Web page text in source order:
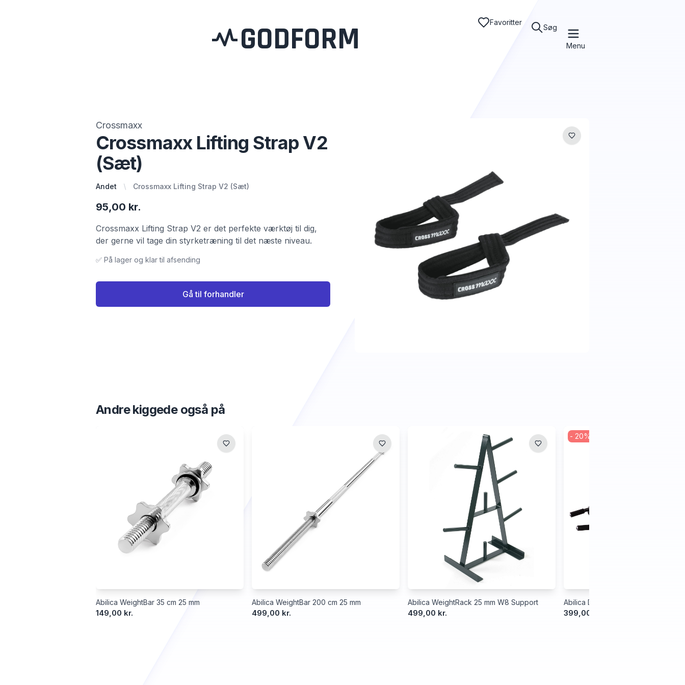
GODFORM Favoritter
Søg
Menu
Crossmaxx
Crossmaxx Lifting Strap V2
(Sæt)
Andet Crossmaxx Lifting Strap V2 (Sæt)
95,00 kr.
Crossmaxx Lifting Strap V2 er det perfekte værktøj til dig,
der gerne vil tage din styrketræning til det næste niveau.
✅ På lager og klar til afsending
Gå til forhandler
Andre kiggede også på
Abilica WeightBar 35 cm 25 mm
149,00 kr.
Abilica WeightBar 200 cm 25 mm
499,00 kr.
Abilica WeightRack 25 mm W8 Support
499,00 kr.
- 20%
Abilica DoorGym Advanced
399,00 kr.